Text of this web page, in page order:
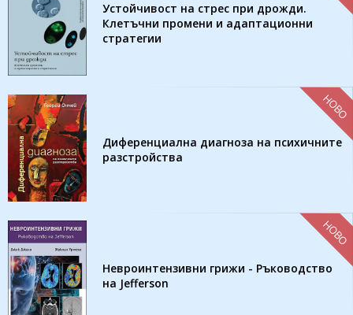
Устойчивост на стрес при дрожди.
Клетъчни промени и адаптационни
стратегии
Диференциална диагноза на психичните
разстройства
НОВО
Невроинтензивни грижи - Ръководство
на Jefferson
НОВО